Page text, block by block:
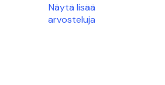
Näytä lisää
arvosteluja